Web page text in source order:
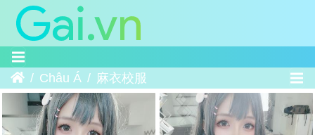
Trang chủ
Châu Á 麻衣校服